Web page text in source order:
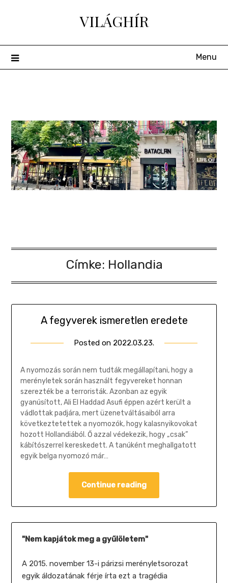
VILÁGHÍR
Menu
Címke: Hollandia
A fegyverek ismeretlen eredete
Posted on 2022.03.23.
Géza
A nyomozás során nem tudták megállapítani, hogy a
merényletek során használt fegyvereket honnan
szerezték be a terroristák. Azonban az egyik
gyanúsított, Ali El Haddad Asufi éppen azért került a
vádlottak padjára, mert üzenetváltásaiból arra
következtetettek a nyomozók, hogy kalasnyikovokat
hozott Hollandiából. Ő azzal védekezik, hogy „csak”
kábítószerrel kereskedett. A tanúként meghallgatott
egyik belga nyomozó már…
Continue reading
"Nem kapjátok meg a gyűlöletem"
A 2015. november 13-i párizsi merényletsorozat
egyik áldozatának férje írta ezt a tragédia